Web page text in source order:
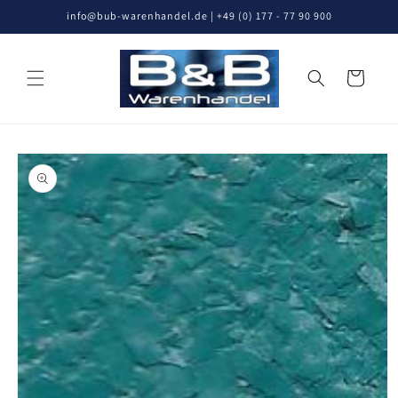
Inhalt
info@bub-warenhandel.de | +49 (0) 177 - 77 90 900
Warenkorb